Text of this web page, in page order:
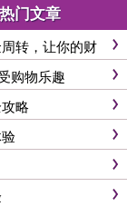
热门文章
转，让你的财
购物乐趣
略